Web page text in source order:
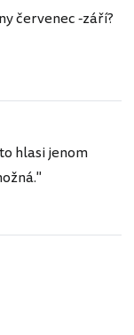
červenec -září?
hlasi jenom